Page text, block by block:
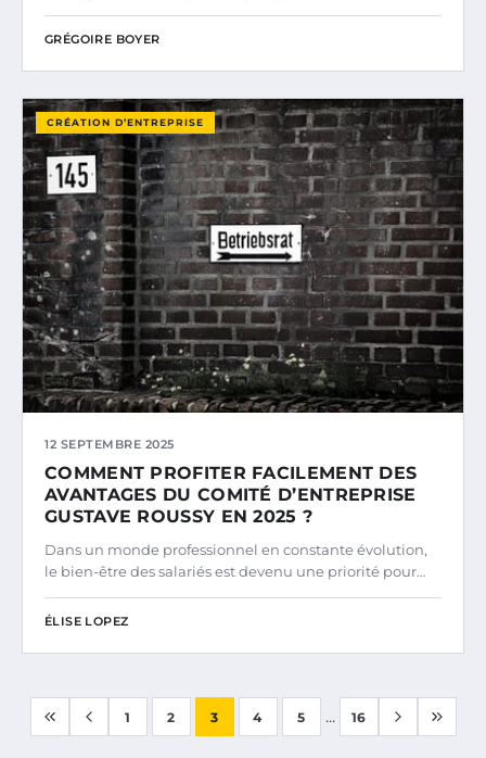
GRÉGOIRE BOYER
CRÉATION D’ENTREPRISE
12 SEPTEMBRE 2025
COMMENT PROFITER FACILEMENT DES
AVANTAGES DU COMITÉ D’ENTREPRISE
GUSTAVE ROUSSY EN 2025 ?
Dans un monde professionnel en constante évolution,
le bien-être des salariés est devenu une priorité pour…
ÉLISE LOPEZ
1 2 3 4 5 ... 16